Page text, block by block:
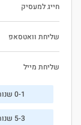
חייג למעסיק
שליחת וואטסאפ
שליחת מייל
0-1 שנות ניסיון
5-3 שנות ניסיון